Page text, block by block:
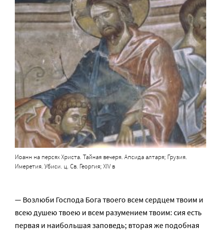
Иоанн на персях Христа. Тайная вечеря. Апсида алтаря; Грузия.
Имеретия. Убиси. ц. Св. Георгия; XIV в
— Возлюби Господа Бога твоего всем сердцем твоим и
всею душею твоею и всем разумением твоим: сия есть
первая и наибольшая заповедь; вторая же подобная